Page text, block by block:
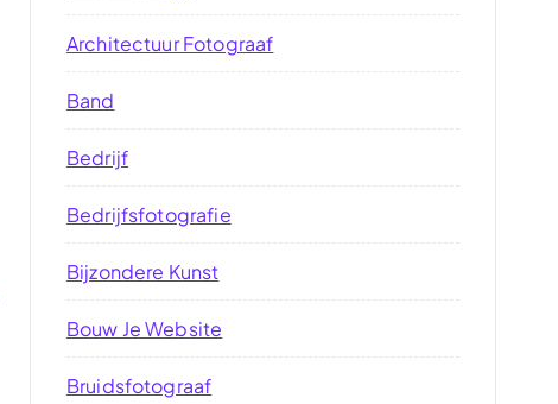
Architectuur Fotograaf
Band
Bedrijf
Bedrijfsfotografie
Bijzondere Kunst
Bouw Je Website
Bruidsfotograaf